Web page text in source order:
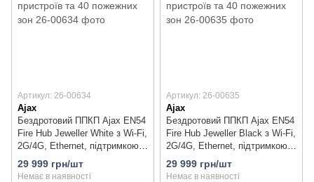
Артикул: 26-00634
Ajax
Бездротовий ППКП Ajax EN54
Fire Hub Jeweller White з Wi-Fi,
2G/4G, Ethernet, підтримкою
до 200 пристроїв та 40
пожежних зон
29 999 грн/шт
Немає в наявності
Артикул: 26-00635
Ajax
Бездротовий ППКП Ajax EN54
Fire Hub Jeweller Black з Wi-Fi,
2G/4G, Ethernet, підтримкою
до 200 пристроїв та 40
пожежних зон
29 999 грн/шт
Немає в наявності